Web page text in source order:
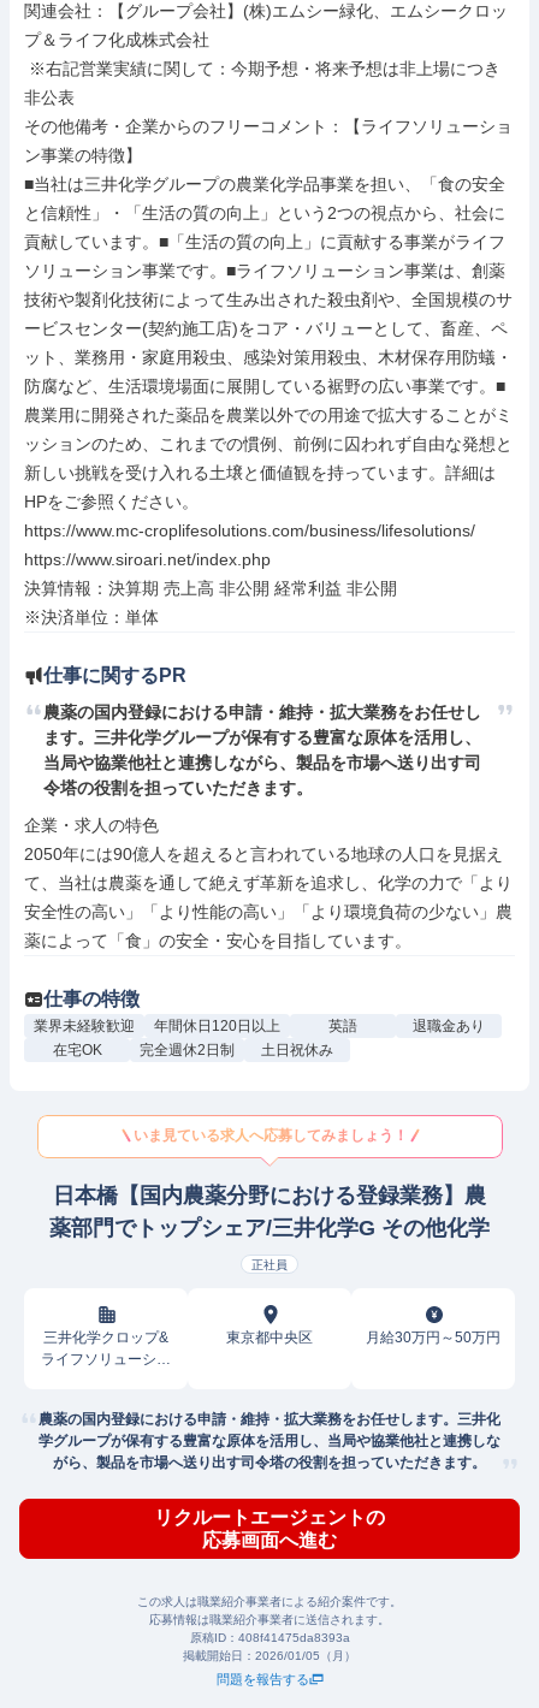
関連会社：【グループ会社】(株)エムシー緑化、エムシークロッ
プ＆ライフ化成株式会社
非公表
その他備考・企業からのフリーコメント：【ライフソリューショ
ン事業の特徴】
■当社は三井化学グループの農業化学品事業を担い、「食の安全
と信頼性」・「生活の質の向上」という2つの視点から、社会に
貢献しています。■「生活の質の向上」に貢献する事業がライフ
ソリューション事業です。■ライフソリューション事業は、創薬
技術や製剤化技術によって生み出された殺虫剤や、全国規模のサ
ービスセンター(契約施工店)をコア・バリューとして、畜産、ペ
ット、業務用・家庭用殺虫、感染対策用殺虫、木材保存用防蟻・
防腐など、生活環境場面に展開している裾野の広い事業です。■
農業用に開発された薬品を農業以外での用途で拡大することがミ
ッションのため、これまでの慣例、前例に囚われず自由な発想と
新しい挑戦を受け入れる土壌と価値観を持っています。詳細は
HPをご参照ください。
https://www.mc-croplifesolutions.com/business/lifesolutions/
https://www.siroari.net/index.php
決算情報：決算期 売上高 非公開 経常利益 非公開
※決済単位：単体
仕事に関するPR
農薬の国内登録における申請・維持・拡大業務をお任せし
ます。三井化学グループが保有する豊富な原体を活用し、
当局や協業他社と連携しながら、製品を市場へ送り出す司
令塔の役割を担っていただきます。
企業・求人の特色
2050年には90億人を超えると言われている地球の人口を見据え
て、当社は農薬を通して絶えず革新を追求し、化学の力で「より
安全性の高い」「より性能の高い」「より環境負荷の少ない」農
薬によって「食」の安全・安心を目指しています。
仕事の特徴
業界未経験歓迎 年間休日120日以上 英語
退職金あり
在宅OK
完全週休2日制 土日祝休み
いま見ている求人へ応募してみましょう！
日本橋【国内農薬分野における登録業務】農
薬部門でトップシェア/三井化学G その他化学
正社員
三井化学クロップ&
ライフソリューショ
東京都中央区 月給30万円～50万円
農薬の国内登録における申請・維持・拡大業務をお任せします。三井化
学グループが保有する豊富な原体を活用し、当局や協業他社と連携しな
がら、製品を市場へ送り出す司令塔の役割を担っていただきます。
リクルートエージェントの
応募画面へ進む
この求人は職業紹介事業者による紹介案件です。
応募情報は職業紹介事業者に送信されます。
原稿ID： 408f41475da8393a
掲載開始日： 2026/01/05（月）
問題を報告する